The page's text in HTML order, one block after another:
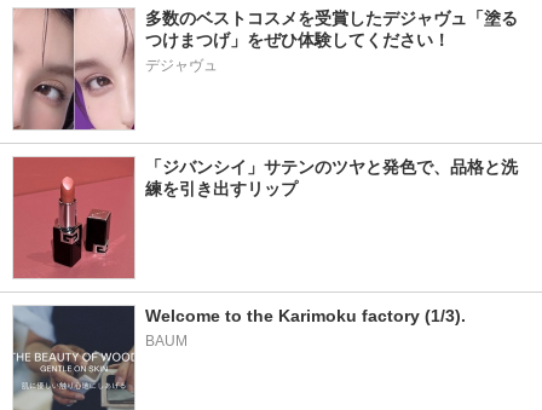
多数のベストコスメを受賞したデジャヴュ「塗る
つけまつげ」をぜひ体験してください！
デジャヴュ
「ジバンシイ」サテンのツヤと発色で、品格と洗
練を引き出すリップ
Welcome to the Karimoku factory (1/3).
BAUM